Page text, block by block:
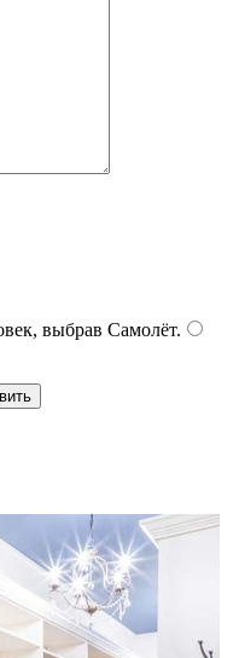
выбрав Самолёт.